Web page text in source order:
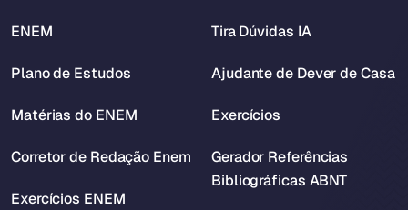
ENEM
Plano de Estudos
Matérias do ENEM
Corretor de Redação Enem
Exercícios ENEM
Tira Dúvidas IA
Ajudante de Dever de Casa
Exercícios
Gerador Referências
Bibliográficas ABNT